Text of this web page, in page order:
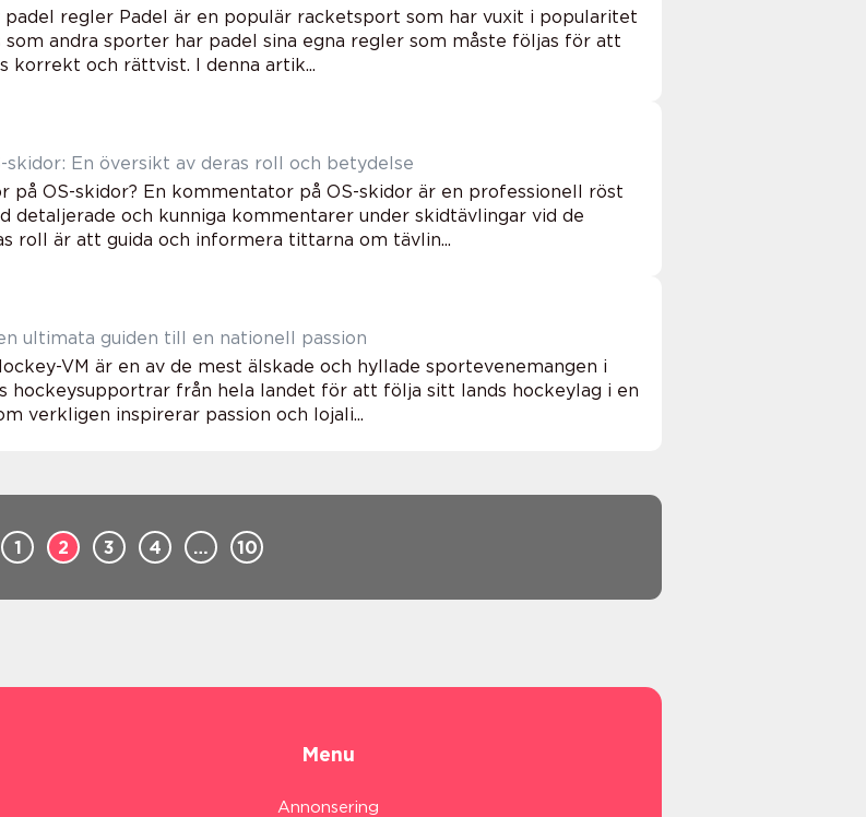
padel regler Padel är en populär racketsport som har vuxit i popularitet
som andra sporter har padel sina egna regler som måste följas för att
korrekt och rättvist. I denna artik...
En översikt av deras roll och betydelse
på OS-skidor? En kommentator på OS-skidor är en professionell röst
detaljerade och kunniga kommentarer under skidtävlingar vid de
roll är att guida och informera tittarna om tävlin...
ultimata guiden till en nationell passion
VM är en av de mest älskade och hyllade sportevenemangen i
hockeysupportrar från hela landet för att följa sitt lands hockeylag i en
verkligen inspirerar passion och lojali...
1 2 3 4 … 10
Menu
Annonsering